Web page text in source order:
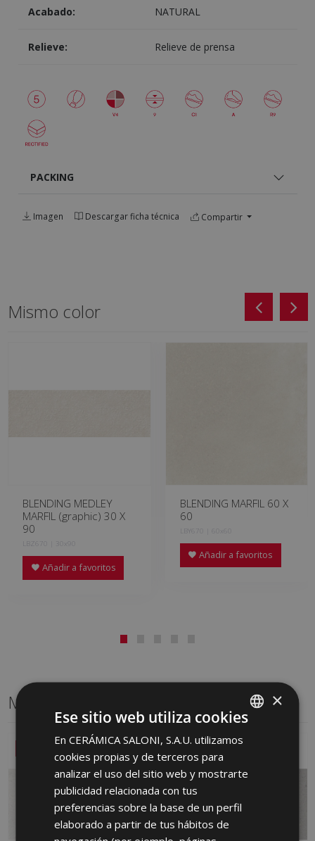
Acabado: NATURAL
Relieve: Relieve de prensa
PACKING
Imagen Descargar ficha técnica Compartir
Mismo color
BLENDING MEDLEY
MARFIL (graphic) 30 X
90
LBZ670 | 30x90
Añadir a favoritos
BLENDING MARFIL 60 X
60
LBY670 | 60x60
Añadir a favoritos
Mismo formato
SPANISH
ENGLISH
GERMAN
×
Ese sitio web utiliza cookies
En CERÁMICA SALONI, S.A.U. utilizamos
cookies propias y de terceros para
analizar el uso del sitio web y mostrarte
publicidad relacionada con tus
preferencias sobre la base de un perfil
elaborado a partir de tus hábitos de